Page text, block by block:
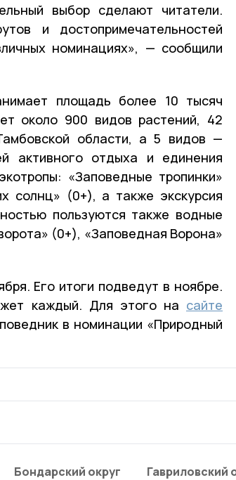
выбор сделают читатели.
и достопримечательностей
номинациях», — сообщили
площадь более 10 тысяч
около 900 видов растений, 42
области, а 5 видов —
активного отдыха и единения
«Заповедные тропинки»
солнц» (0+), а также экскурсия
пользуются также водные
(0+), «Заповедная Ворона»
Его итоги подведут в ноябре.
каждый. Для этого на сайте
в номинации «Природный
Бондарский округ Гавриловский